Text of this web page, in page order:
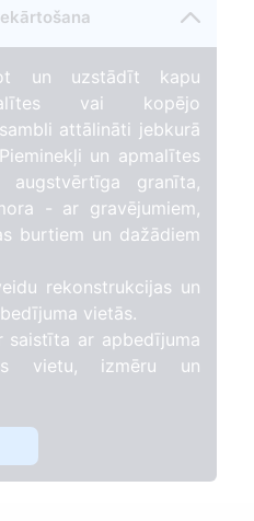
un uzstādīt kapu
vai kopējo
attālināti jebkurā
un apmalītes
granīta,
- ar gravējumiem,
burtiem un dažādiem
rekonstrukcijas un
vietās.
saistīta ar apbedījuma
vietu, izmēru un